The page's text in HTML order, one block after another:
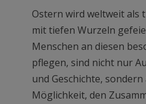
Ostern wird weltweit als
mit tiefen Wurzeln
Menschen an diesen
pflegen, sind nicht nur
und Geschichte, sondern
Möglichkeit, den